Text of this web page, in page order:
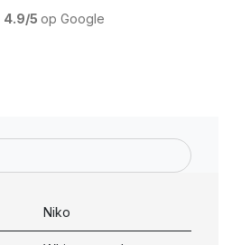
4.9/5 op Google
Niko